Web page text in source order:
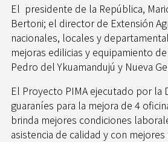
El presidente de la República,
Bertoni; el director de Extensión
nacionales, locales y
mejoras edilicias y equipamiento
Pedro del Ykuamandujú y Nueva
El Proyecto PIMA ejecutado por la
guaraníes para la mejora de 4
brinda mejores condiciones
asistencia de calidad y con